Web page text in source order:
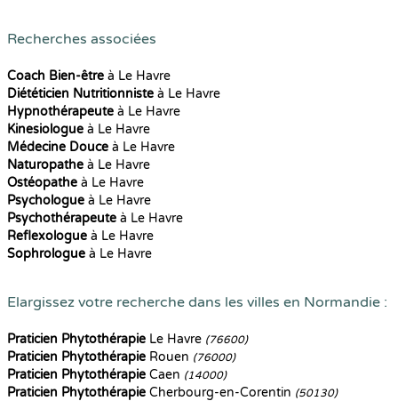
Recherches associées
Coach Bien-être à Le Havre
Diététicien Nutritionniste à Le Havre
Hypnothérapeute à Le Havre
Kinesiologue à Le Havre
Médecine Douce à Le Havre
Naturopathe à Le Havre
Ostéopathe à Le Havre
Psychologue à Le Havre
Psychothérapeute à Le Havre
Reflexologue à Le Havre
Sophrologue à Le Havre
Elargissez votre recherche dans les villes en Normandie :
Praticien Phytothérapie Le Havre (76600)
Praticien Phytothérapie Rouen (76000)
Praticien Phytothérapie Caen (14000)
Praticien Phytothérapie Cherbourg-en-Corentin (50130)